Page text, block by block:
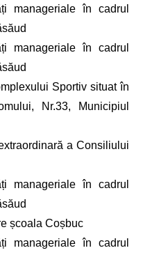
manageriale în cadrul
manageriale în cadrul
Sportiv situat în
Nr.33, Municipiul
a Consiliului
manageriale în cadrul
școala Coșbuc
manageriale în cadrul